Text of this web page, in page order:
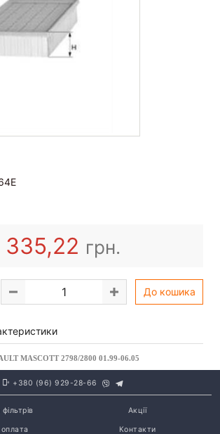
335,22 грн.
До кошика
MASCOTT 2798/2800 01.99-06.05
+380 (96) 929-28-66
Акції
Контакти